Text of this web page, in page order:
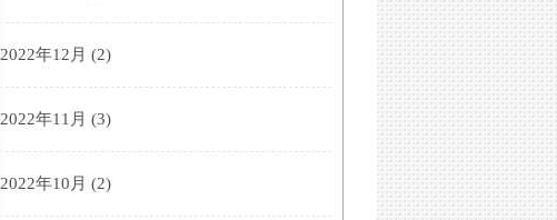
2022年12月 (2)
2022年11月 (3)
2022年10月 (2)